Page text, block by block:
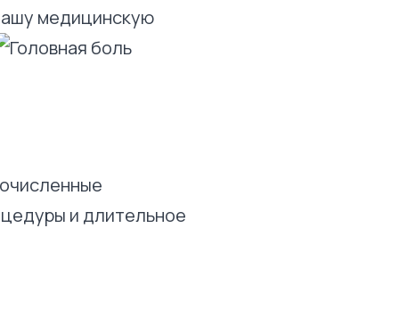
медицинскую
и длительное